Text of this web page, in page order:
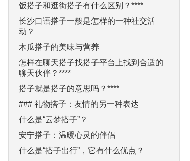
饭搭子和逛街搭子有什么区别？****
长沙口语搭子一般是怎样的一种社交活
动？
木瓜搭子的美味与营养
怎样在聊天搭子找搭子平台上找到合适的
聊天伙伴？****
搭子就是搭子的意思吗？****
### 礼物搭子：友情的另一种表达
什么是“云梦搭子”？
安宁搭子：温暖心灵的伴侣
什么是“搭子出行”，它有什么优点？